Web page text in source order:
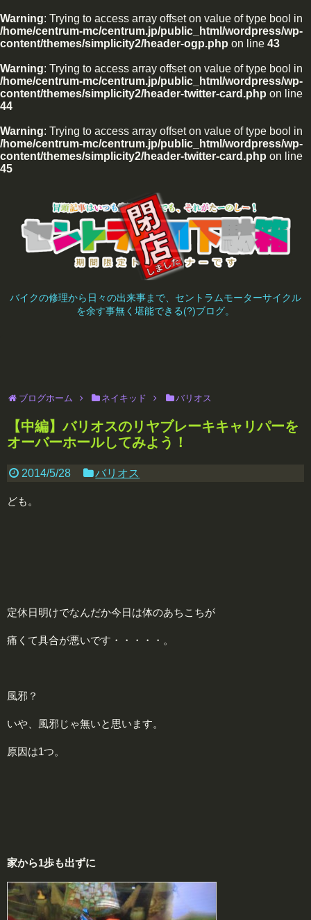
Warning: Trying to access array offset on value of type bool in
/home/centrum-mc/centrum.jp/public_html/wordpress/wp-
content/themes/simplicity2/header-ogp.php on line 43
Warning: Trying to access array offset on value of type bool in
/home/centrum-mc/centrum.jp/public_html/wordpress/wp-
content/themes/simplicity2/header-twitter-card.php on line
44
Warning: Trying to access array offset on value of type bool in
/home/centrum-mc/centrum.jp/public_html/wordpress/wp-
content/themes/simplicity2/header-twitter-card.php on line
45
バイクの修理から日々の出来事まで、セントラムモーターサイクル
を余す事無く堪能できる(?)ブログ。
ブログホーム ネイキッド バリオス
【中編】バリオスのリヤブレーキキャリパーを
オーバーホールしてみよう！
2014/5/28 バリオス
ども。
定休日明けでなんだか今日は体のあちこちが
痛くて具合が悪いです・・・・・。
風邪？
いや、風邪じゃ無いと思います。
原因は1つ。
家から1歩も出ずに